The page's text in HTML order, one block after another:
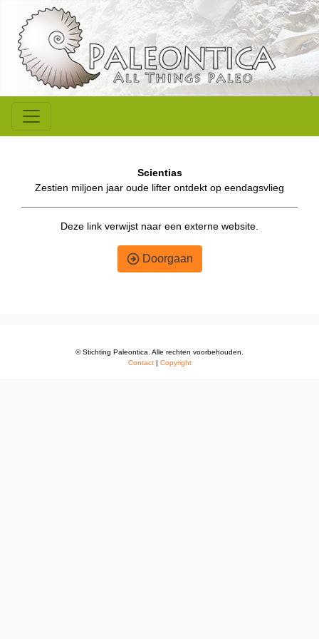
Scientias
Zestien miljoen jaar oude lifter ontdekt op eendagsvlieg
Deze link verwijst naar een externe website.
Doorgaan
© Stichting Paleontica. Alle rechten voorbehouden.
Contact| Copyright